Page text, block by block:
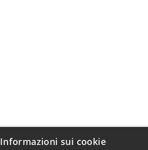
Informazioni sui cookie